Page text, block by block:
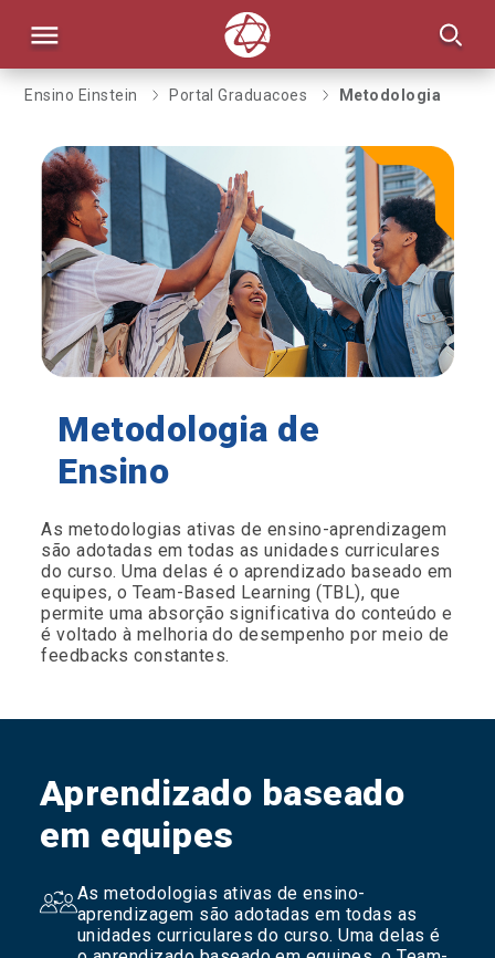
Ensino Einstein Portal Graduacoes Metodologia
Metodologia de
Ensino
As metodologias ativas de ensino-aprendizagem
são adotadas em todas as unidades curriculares
do curso. Uma delas é o aprendizado baseado em
equipes, o Team-Based Learning (TBL), que
permite uma absorção significativa do conteúdo e
é voltado à melhoria do desempenho por meio de
feedbacks constantes.
Aprendizado baseado
em equipes
As metodologias ativas de ensino-
aprendizagem são adotadas em todas as
unidades curriculares do curso. Uma delas é